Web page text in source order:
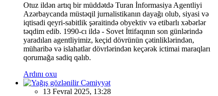
Otuz ildən artıq bir müddətdə Turan İnformasiya Agentliyi
Azərbaycanda müstəqil jurnalistikanın dayağı olub, siyasi və
iqtisadi qeyri-sabitlik şəraitində obyektiv və etibarlı xəbərlər
təqdim edib. 1990-cı ildə - Sovet İttifaqının son günlərində
yaradılan agentliyimiz, keçid dövrünün çətinliklərindən,
müharibə və islahatlar dövrlərindən keçərək ictimai maraqları
qorumağa sadiq qalıb.
Ardını oxu
Cəmiyyət
13 Fevral 2025, 13:28